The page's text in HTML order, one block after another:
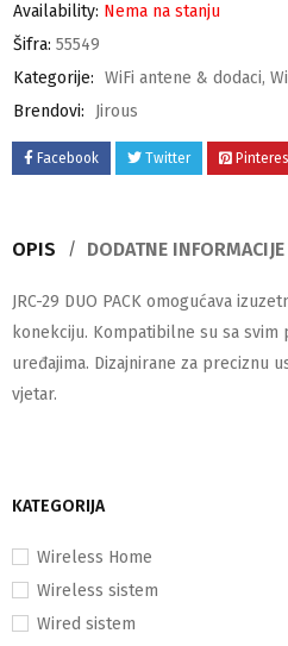
KATEGORIJA
Wireless Home
Wireless sistem
Wired sistem
Availability: Nema na stanju
Šifra: 55549
Kategorije: WiFi antene & dodaci,
Brendovi:
Jirous
Facebook Twitter
OPIS DODATNE INFORMACIJE
JRC-29 DUO PACK omogućava
konekciju. Kompatibilne su sa svim
uređajima. Dizajnirane za preciznu
vjetar.